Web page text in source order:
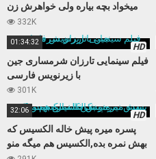
میخواد بچه بیاره ولی خواهرش زن
باباش از آب در میاد
332K
HD
01:34:32
فیلم سینمایی تارزان شرمساری جین
با زیرنویس فارسی
301K
HD
32:06
پسره میره پیش خاله الکسیس که
بهش نمره بده,الکسیس هم میگه منو